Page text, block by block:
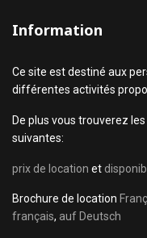
Information
Ce site est destiné aux
différentes activités
De plus vous trouverez
suivantes:
prix de location et
Brochure de location
français, auf Deutsch